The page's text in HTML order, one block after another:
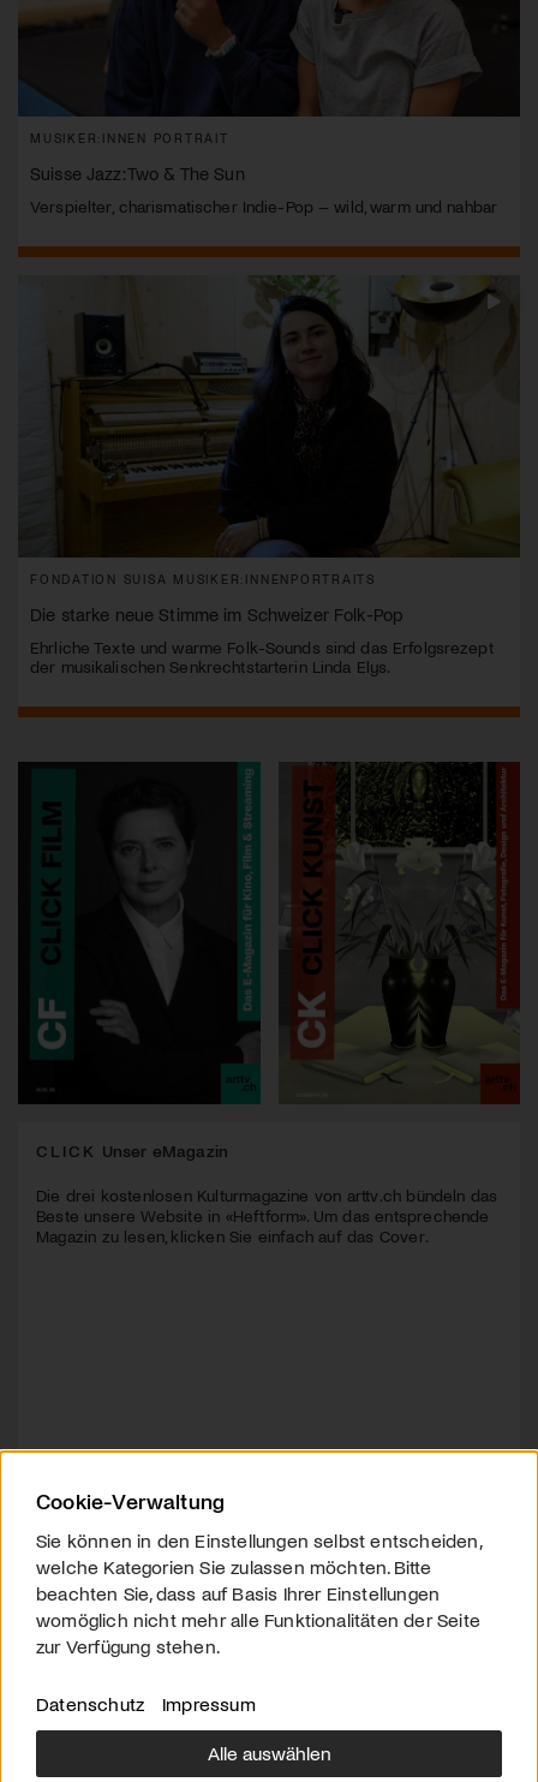
MUSIKER:INNEN PORTRAIT
Suisse Jazz: Two & The Sun
Verspielter, charismatischer Indie-Pop – wild, warm und nahbar
FONDATION SUISA MUSIKER:INNENPORTRAITS
Die starke neue Stimme im Schweizer Folk-Pop
Ehrliche Texte und warme Folk-Sounds sind das Erfolgsrezept
der musikalischen Senkrechtstarterin Linda Elys.
CLICK Unser eMagazin
Die drei kostenlosen Kulturmagazine von arttv.ch bündeln das
Beste unsere Website in «Heftform». Um das entsprechende
Magazin zu lesen, klicken Sie einfach auf das Cover.
Cookie-Verwaltung
Sie können in den Einstellungen selbst entscheiden,
welche Kategorien Sie zulassen möchten. Bitte
beachten Sie, dass auf Basis Ihrer Einstellungen
womöglich nicht mehr alle Funktionalitäten der Seite
zur Verfügung stehen.
Datenschutz Impressum
Alle auswählen